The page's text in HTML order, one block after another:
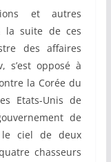
et autres
la suite de ces
des affaires
s’est opposé à
la Corée du
Etats-Unis de
de
le ciel de deux
chasseurs